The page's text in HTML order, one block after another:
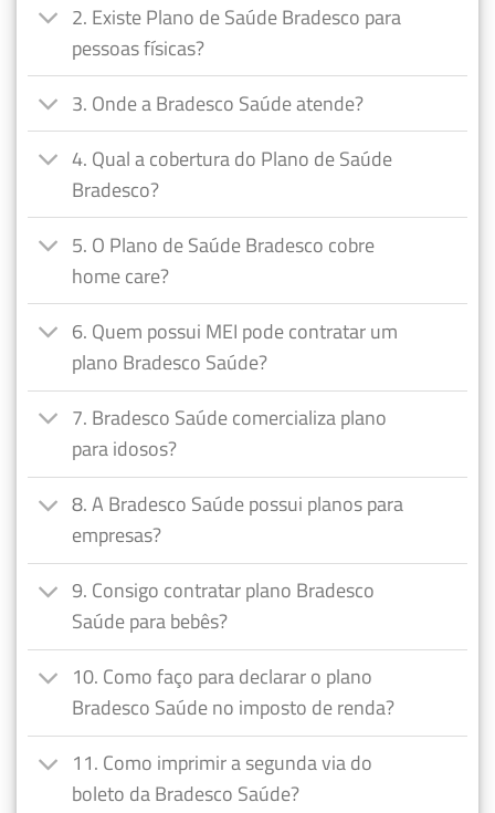
2. Existe Plano de Saúde Bradesco para
pessoas físicas?
3. Onde a Bradesco Saúde atende?
4. Qual a cobertura do Plano de Saúde
Bradesco?
5. O Plano de Saúde Bradesco cobre
home care?
6. Quem possui MEI pode contratar um
plano Bradesco Saúde?
7. Bradesco Saúde comercializa plano
para idosos?
8. A Bradesco Saúde possui planos para
empresas?
9. Consigo contratar plano Bradesco
Saúde para bebês?
10. Como faço para declarar o plano
Bradesco Saúde no imposto de renda?
11. Como imprimir a segunda via do
boleto da Bradesco Saúde?